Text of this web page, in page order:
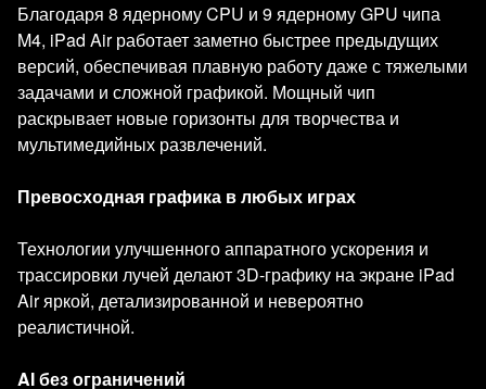
Благодаря 8 ядерному CPU и 9 ядерному GPU чипа
M4, iPad Air работает заметно быстрее предыдущих
версий, обеспечивая плавную работу даже с тяжелыми
задачами и сложной графикой. Мощный чип
раскрывает новые горизонты для творчества и
мультимедийных развлечений.
Превосходная графика в любых играх
Технологии улучшенного аппаратного ускорения и
трассировки лучей делают 3D-графику на экране iPad
Air яркой, детализированной и невероятно
реалистичной.
AI без ограничений